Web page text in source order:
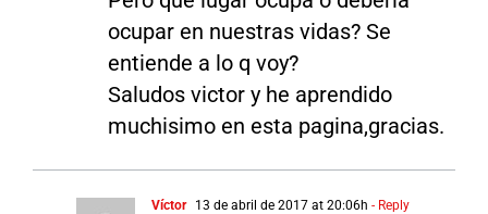
ocupar en nuestras vidas? Se
entiende a lo q voy?
Saludos victor y he aprendido
muchisimo en esta pagina,gracias.
Víctor 13 de abril de 2017 at 20:06h - Reply